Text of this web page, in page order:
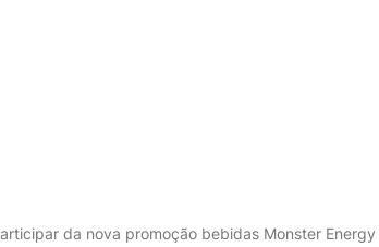
da nova promoção bebidas Monster